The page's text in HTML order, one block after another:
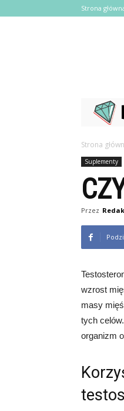
Strona
Strona
Suplementy
Przez
wzrost
masy
tych
organizm